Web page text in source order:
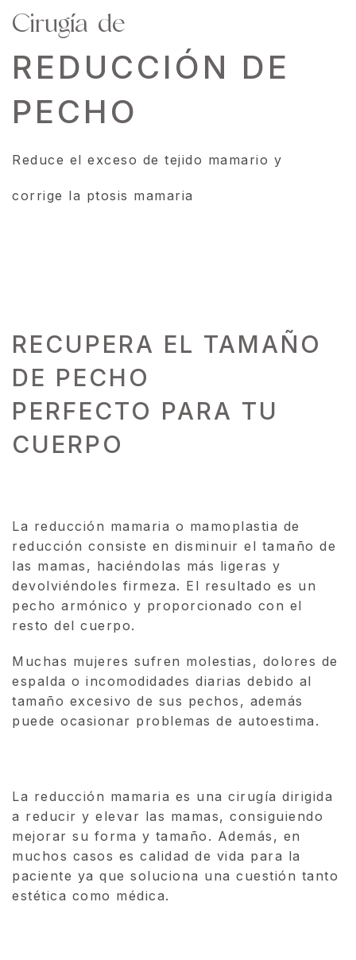
Cirugía de
REDUCCIÓN DE
PECHO
Reduce el exceso de tejido mamario y
corrige la ptosis mamaria
RECUPERA EL TAMAÑO
DE PECHO
PERFECTO PARA TU
CUERPO
La reducción mamaria o mamoplastia de
reducción consiste en disminuir el tamaño de
las mamas, haciéndolas más ligeras y
devolviéndoles firmeza. El resultado es un
pecho armónico y proporcionado con el
resto del cuerpo.
Muchas mujeres sufren molestias, dolores de
espalda o incomodidades diarias debido al
tamaño excesivo de sus pechos, además
puede ocasionar problemas de autoestima.
La reducción mamaria es una cirugía dirigida
a reducir y elevar las mamas, consiguiendo
mejorar su forma y tamaño. Además, en
muchos casos es calidad de vida para la
paciente ya que soluciona una cuestión tanto
estética como médica.